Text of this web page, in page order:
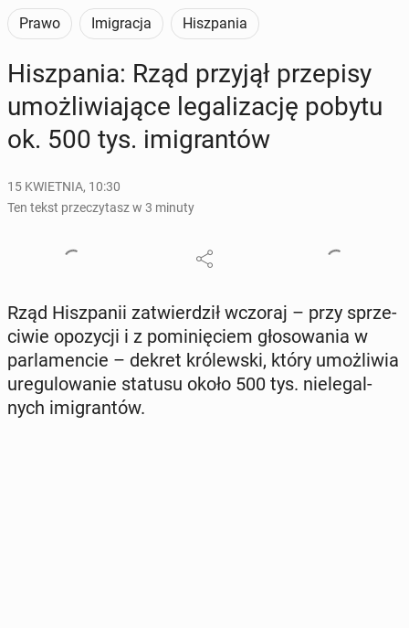
Prawo Imigracja Hiszpania
Hisz­pa­nia: Rząd przyjął prze­pi­sy
umoż­li­wia­ją­ce le­ga­li­za­cję pobytu
ok. 500 tys. imi­gran­tów
15 KWIETNIA, 10:30
Ten tekst przeczytasz w 3 minuty
Rząd Hisz­pa­nii za­twier­dził wczoraj – przy sprze­
ci­wie opo­zy­cji i z po­mi­nię­ciem gło­so­wa­nia w
par­la­men­cie – dekret kró­lew­ski, który umoż­li­wia
ure­gu­lo­wa­nie statusu około 500 tys. nie­le­gal­
nych imi­gran­tów.